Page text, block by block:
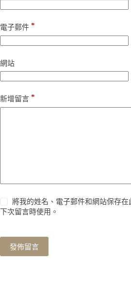
電子郵件 *
網站
新增留言 *
將我的姓名、電子郵件和網站保存在
下次留言時使用。
發佈留言